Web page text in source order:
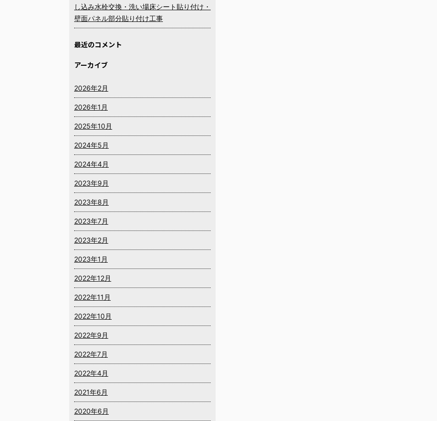
し込み水栓交換・洗い場床シート貼り付け・
壁面パネル部分貼り付け工事
最近のコメント
アーカイブ
2026年2月
2026年1月
2025年10月
2024年5月
2024年4月
2023年9月
2023年8月
2023年7月
2023年2月
2023年1月
2022年12月
2022年11月
2022年10月
2022年9月
2022年7月
2022年4月
2021年6月
2020年6月